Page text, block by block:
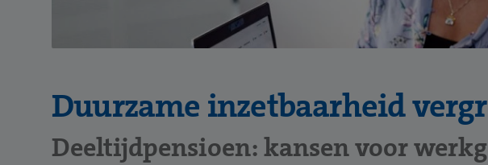
Duurzame inzetbaarheid
Deeltijdpensioen: kansen voor